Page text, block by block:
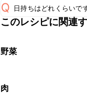
Q 日持ちはどれくらいで
保存期間は冷蔵で翌
※日持ちは目安です。
このレシピに関連
野菜
肉